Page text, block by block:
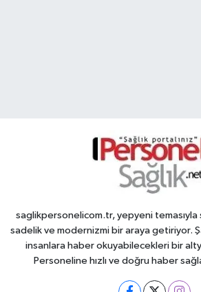
saglikpersonelicom.tr, yepyeni
sadelik ve modernizmi bir araya getiriyor.
insanlara haber okuyabilecekleri bir
Personeline hızlı ve doğru haber